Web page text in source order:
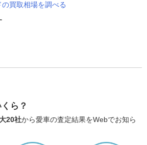
買取相場を調べる
ら？
20社から愛車の査定結果をWebでお知ら